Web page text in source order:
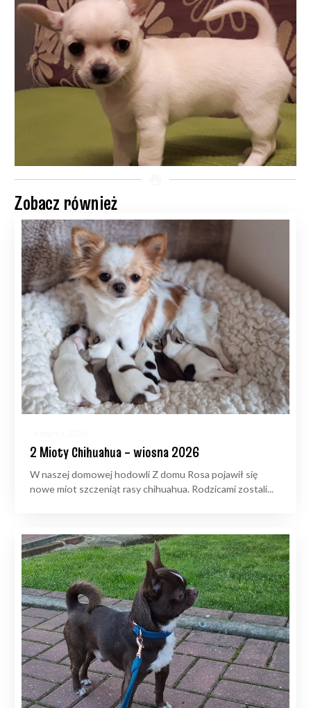
Zobacz również
2 Mioty Chihuahua – wiosna 2026
W naszej domowej hodowli Z domu Rosa pojawił się
nowe miot szczeniąt rasy chihuahua. Rodzicami zostali...